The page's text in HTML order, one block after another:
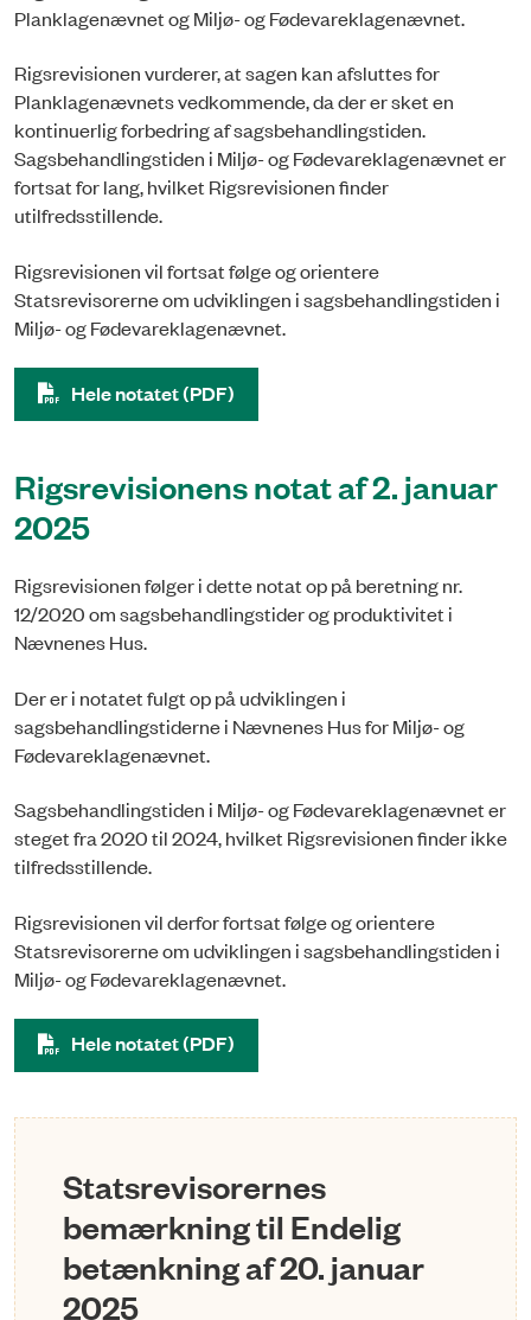
Planklagenævnet og Miljø- og Fødevareklagenævnet.
Rigsrevisionen vurderer, at sagen kan afsluttes for
Planklagenævnets vedkommende, da der er sket en
kontinuerlig forbedring af sagsbehandlingstiden.
Sagsbehandlingstiden i Miljø- og Fødevareklagenævnet er
fortsat for lang, hvilket Rigsrevisionen finder
utilfredsstillende.
Rigsrevisionen vil fortsat følge og orientere
Statsrevisorerne om udviklingen i sagsbehandlingstiden i
Miljø- og Fødevareklagenævnet.
Hele notatet (PDF)
Rigsrevisionens notat af 2. januar
2025
Rigsrevisionen følger i dette notat op på beretning nr.
12/2020 om sagsbehandlingstider og produktivitet i
Nævnenes Hus.
Der er i notatet fulgt op på udviklingen i
sagsbehandlingstiderne i Nævnenes Hus for Miljø- og
Fødevareklagenævnet.
Sagsbehandlingstiden i Miljø- og Fødevareklagenævnet er
steget fra 2020 til 2024, hvilket Rigsrevisionen finder ikke
tilfredsstillende.
Rigsrevisionen vil derfor fortsat følge og orientere
Statsrevisorerne om udviklingen i sagsbehandlingstiden i
Miljø- og Fødevareklagenævnet.
Hele notatet (PDF)
Statsrevisorernes
bemærkning til Endelig
betænkning af 20. januar
2025